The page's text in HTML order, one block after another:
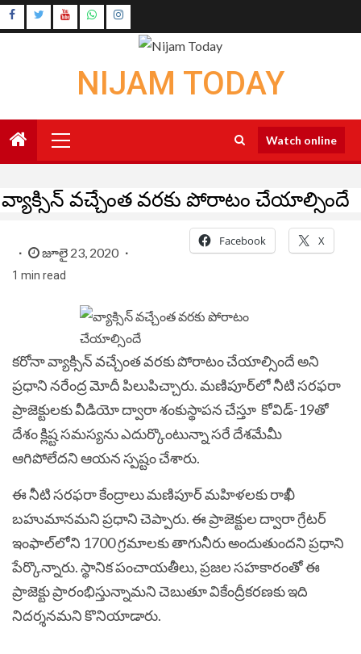
Skip
to
Instagram
NIJAM TODAY
Menu
Watch online
వ్యాక్సిన్‌ వచ్చేంత వరకు పోరాటం చేయాల్సిందే
జూలై 23, 2020
1 min read
Facebook X
కరోనా వ్యాక్సిన్‌ వచ్చేంత వరకు పోరాటం చేయాల్సిందే అని
ప్రధాని నరేంద్ర మోదీ పిలుపిచ్చారు. మణిపూర్‌‌లో నీటి సరఫరా
ప్రాజెక్టులకు వీడియో ద్వారా శంకుస్థాపన చేస్తూ కోవిడ్-19‌తో
దేశం క్లిష్ట సమస్యను ఎదుర్కొంటున్నా సరే దేశమేమీ
ఆగిపోలేదని ఆయన స్పష్టం చేశారు.
ఈ నీటి సరఫరా కేంద్రాలు మణిపూర్‌‌ మహిళలకు రాఖీ
బహుమానమని ప్రధాని చెప్పారు. ఈ ప్రాజెక్టుల ద్వారా గ్రేటర్‌‌
ఇంఫాల్‌లోని 1700 గ్రమాలకు తాగునీరు అందుతుందని ప్రధాని
పేర్కొన్నారు. స్థానిక‌ పంచాయతీలు, ప్రజల సహకారంతో ఈ
ప్రాజెక్టు ప్రారంభిస్తున్నామని చెబుతూ వికేంద్రీకరణకు ఇది
నిదర్శనమని కొనియాడారు.